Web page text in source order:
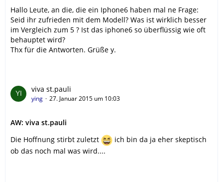
Hallo Leute, an die, die ein Iphone6 haben mal ne Frage:
Seid ihr zufrieden mit dem Modell? Was ist wirklich besser
im Vergleich zum 5 ? Ist das iphone6 so überflüssig wie oft
behauptet wird?
Thx für die Antworten. Grüße y.
viva st.pauli
ying 27. Januar 2015 um 10:03
AW: viva st.pauli
Die Hoffnung stirbt zuletzt
ich bin da ja eher skeptisch
ob das noch mal was wird....